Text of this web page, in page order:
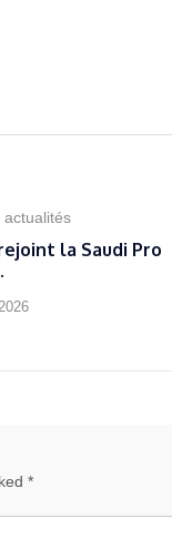
actualités
la Saudi Pro
*